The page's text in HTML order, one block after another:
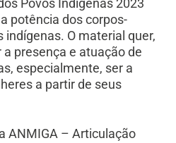
potência dos corpos-
O material quer,
presença e atuação de
especialmente, ser a
a partir de seus
ANMIGA – Articulação